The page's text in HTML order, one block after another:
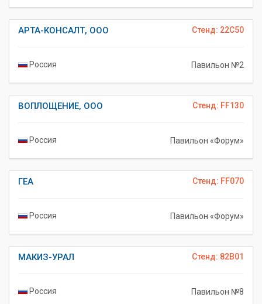
Стенд: 22C50
АРТА-КОНСАЛТ, ООО
Россия Павильон №2
Стенд: FF130
ВОПЛОЩЕНИЕ, ООО
Россия Павильон «Форум»
Стенд: FF070
ГЕА
Россия Павильон «Форум»
Стенд: 82B01
МАКИЗ-УРАЛ
Россия Павильон №8